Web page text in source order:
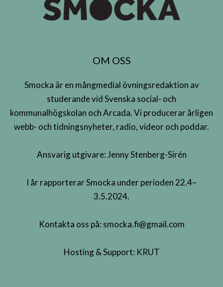
OM OSS
Smocka är en mångmedial övningsredaktion av
studerande vid Svenska social- och
kommunalhögskolan och Arcada. Vi producerar årligen
webb- och tidningsnyheter, radio, videor och poddar.
Ansvarig utgivare: Jenny Stenberg-Sirén
I år rapporterar Smocka under perioden 22.4–
3.5.2024.
Kontakta oss på: smocka.fi@gmail.com
Hosting & Support: KRUT